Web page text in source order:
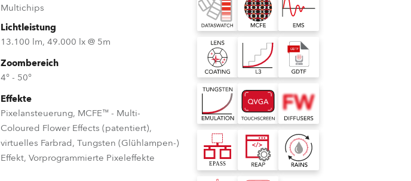
Internationaler Vertrieb
Global
Europa
Russischsprachige Gebiete
Lateinamerika
Business Development
Multichips
Lichtleistung
13.100 lm, 49.000 lx @ 5m
Zoombereich
4° - 50°
Effekte
Pixelansteuerung, MCFE™ - Multi-
Coloured Flower Effects (patentiert),
virtuelles Farbrad, Tungsten (Glühlampen-)
Effekt, Vorprogrammierte Pixeleffekte